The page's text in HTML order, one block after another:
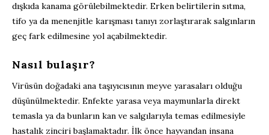
dışkıda kanama görülebilmektedir. Erken belirtilerin sıtma,
tifo ya da menenjitle karışması tanıyı zorlaştırarak salgınların
geç fark edilmesine yol açabilmektedir.
Nasıl bulaşır?
Virüsün doğadaki ana taşıyıcısının meyve yarasaları olduğu
düşünülmektedir. Enfekte yarasa veya maymunlarla direkt
temasla ya da bunların kan ve salgılarıyla temas edilmesiyle
hastalık zinciri başlamaktadır. İlk önce hayvandan insana